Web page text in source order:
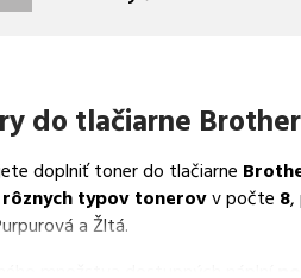
do tlačiarne
doplniť toner do tlačiarne
rôznych typov tonerovv počte 8,
a Žltá.